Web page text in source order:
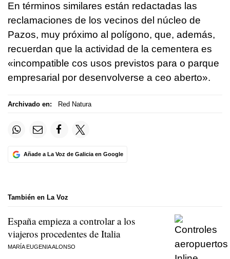
En términos similares están redactadas las
reclamaciones de los vecinos del núcleo de
Pazos, muy próximo al polígono, que, además,
recuerdan que la actividad de la cementera es
«incompatible cos usos previstos para o parque
empresarial por desenvolverse a ceo aberto».
Archivado en: Red Natura
Añade a La Voz de Galicia en Google
También en La Voz
España empieza a controlar a los
viajeros procedentes de Italia
MARÍA EUGENIA ALONSO